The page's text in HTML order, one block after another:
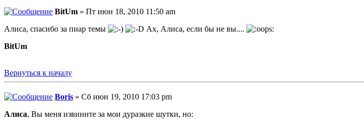
BitUm » Пт июн 18, 2010 11:50 am
Алиса, спасибо за пиар темы
Ах, Алиса, если бы не вы....
BitUm
Вернуться к началу
Boris » Сб июн 19, 2010 17:03 pm
Алиса, Вы меня извините за мои дуразкие шутки, но: